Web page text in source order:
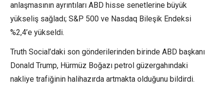
anlaşmasının ayrıntıları ABD hisse senetlerine büyük
yükseliş sağladı; S&P 500 ve Nasdaq Bileşik Endeksi
%2,4’e yükseldi.
Truth Social’daki son gönderilerinden birinde ABD başkanı
Donald Trump, Hürmüz Boğazı petrol güzergahındaki
nakliye trafiğinin halihazırda artmakta olduğunu bildirdi.